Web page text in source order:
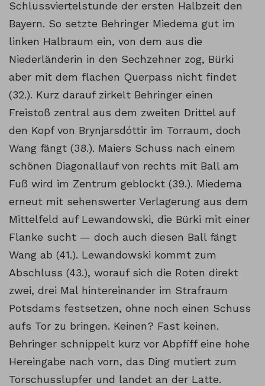
Schlussviertelstunde der ersten Halbzeit den
Bayern. So setzte Behringer Miedema gut im
linken Halbraum ein, von dem aus die
Niederländerin in den Sechzehner zog, Bürki
aber mit dem flachen Querpass nicht findet
(32.). Kurz darauf zirkelt Behringer einen
Freistoß zentral aus dem zweiten Drittel auf
den Kopf von Brynjarsdóttir im Torraum, doch
Wang fängt (38.). Maiers Schuss nach einem
schönen Diagonallauf von rechts mit Ball am
Fuß wird im Zentrum geblockt (39.). Miedema
erneut mit sehenswerter Verlagerung aus dem
Mittelfeld auf Lewandowski, die Bürki mit einer
Flanke sucht — doch auch diesen Ball fängt
Wang ab (41.). Lewandowski kommt zum
Abschluss (43.), worauf sich die Roten direkt
zwei, drei Mal hintereinander im Strafraum
Potsdams festsetzen, ohne noch einen Schuss
aufs Tor zu bringen. Keinen? Fast keinen.
Behringer schnippelt kurz vor Abpfiff eine hohe
Hereingabe nach vorn, das Ding mutiert zum
Torschusslupfer und landet an der Latte.